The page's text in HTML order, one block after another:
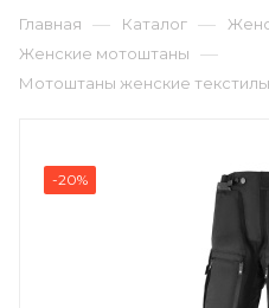
Главная — Каталог —
Женские мотоштаны —
Мотоштаны женские
-20%